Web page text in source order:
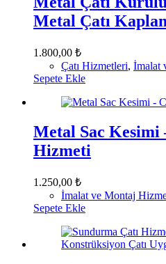
Metal Çatı
1.800,00 ₺
Çatı Hizmetleri, İmalat
Sepete Ekle
Metal Sac Kesimi
Hizmeti
1.250,00 ₺
İmalat ve Montaj
Sepete Ekle